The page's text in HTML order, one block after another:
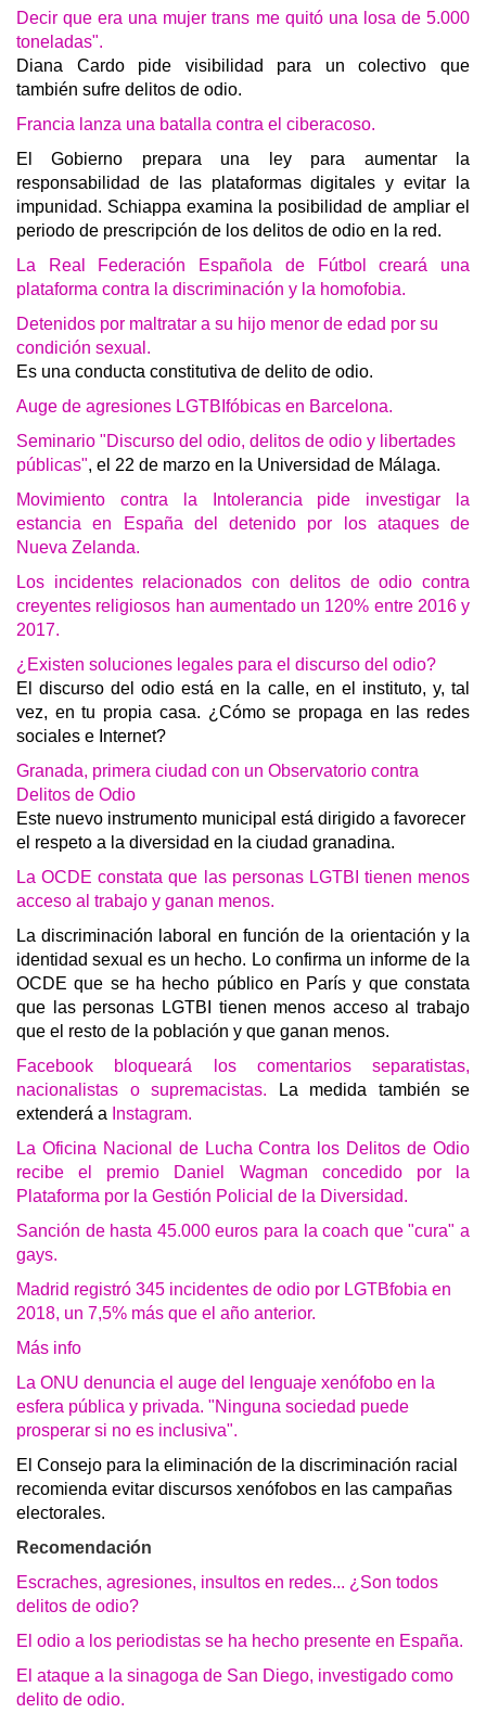
Decir que era una mujer trans me quitó una losa de 5.000
toneladas".
Diana Cardo pide visibilidad para un colectivo que
también sufre delitos de odio.
Francia lanza una batalla contra el ciberacoso.
El Gobierno prepara una ley para aumentar la
responsabilidad de las plataformas digitales y evitar la
impunidad. Schiappa examina la posibilidad de ampliar el
periodo de prescripción de los delitos de odio en la red.
La Real Federación Española de Fútbol creará una
plataforma contra la discriminación y la homofobia.
Detenidos por maltratar a su hijo menor de edad por su
condición sexual.
Es una conducta constitutiva de delito de odio.
Auge de agresiones LGTBIfóbicas en Barcelona.
Seminario "Discurso del odio, delitos de odio y libertades
públicas", el 22 de marzo en la Universidad de Málaga.
Movimiento contra la Intolerancia pide investigar la
estancia en España del detenido por los ataques de
Nueva Zelanda.
Los incidentes relacionados con delitos de odio contra
creyentes religiosos han aumentado un 120% entre 2016 y
2017.
¿Existen soluciones legales para el discurso del odio?
El discurso del odio está en la calle, en el instituto, y, tal
vez, en tu propia casa. ¿Cómo se propaga en las redes
sociales e Internet?
Granada, primera ciudad con un Observatorio contra
Delitos de Odio
Este nuevo instrumento municipal está dirigido a favorecer
el respeto a la diversidad en la ciudad granadina.
La OCDE constata que las personas LGTBI tienen menos
acceso al trabajo y ganan menos.
La discriminación laboral en función de la orientación y la
identidad sexual es un hecho. Lo confirma un informe de la
OCDE que se ha hecho público en París y que constata
que las personas LGTBI tienen menos acceso al trabajo
que el resto de la población y que ganan menos.
Facebook bloqueará los comentarios separatistas,
nacionalistas o supremacistas.
La medida también se
extenderá a Instagram.
La Oficina Nacional de Lucha Contra los Delitos de Odio
recibe el premio Daniel Wagman concedido por la
Plataforma por la Gestión Policial de la Diversidad.
Sanción de hasta 45.000 euros para la coach que "cura" a
gays.
Madrid registró 345 incidentes de odio por LGTBfobia en
2018, un 7,5% más que el año anterior.
Más info
La ONU denuncia el auge del lenguaje xenófobo en la
esfera pública y privada. "Ninguna sociedad puede
prosperar si no es inclusiva".
El Consejo para la eliminación de la discriminación racial
recomienda evitar discursos xenófobos en las campañas
electorales.
Recomendación
Escraches, agresiones, insultos en redes... ¿Son todos
delitos de odio?
El odio a los periodistas se ha hecho presente en España.
El ataque a la sinagoga de San Diego, investigado como
delito de odio.